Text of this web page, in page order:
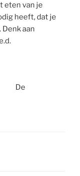
eten van je
heeft, dat je
aan